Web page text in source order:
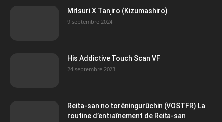
Mitsuri X Tanjiro (Kizumashiro)
9 septembre 2024
His Addictive Touch Scan VF
24 septembre 2023
Reita-san no torēningurūchin (VOSTFR) La
routine d’entraînement de Reita-san